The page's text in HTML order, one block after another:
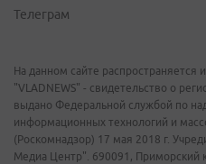
Телеграм
На данном сайте распространяется
"VLADNEWS" - свидетельство о
выдано Федеральной службой по
информационных технологий и
(Роскомнадзор) 17 мая 2018 г.
Медиа Центр". 690091, Приморский